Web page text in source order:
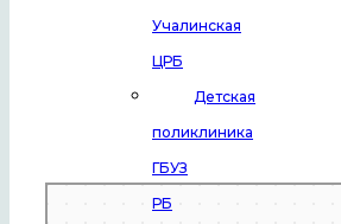
Учалинская
ЦРБ
Детская
поликлиника
ГБУЗ
РБ
Улица Менделеева, 132 — Яндекс Карты